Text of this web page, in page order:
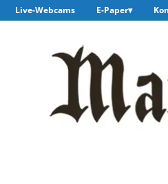
Live-Webcams E-Paper